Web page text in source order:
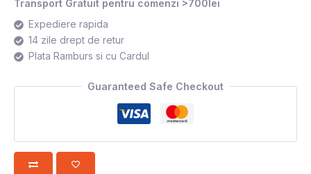
Transport Gratuit pentru comenzi >700lei
Expediere rapida
14 zile drept de retur
Plata Ramburs si cu Cardul
Guaranteed Safe Checkout